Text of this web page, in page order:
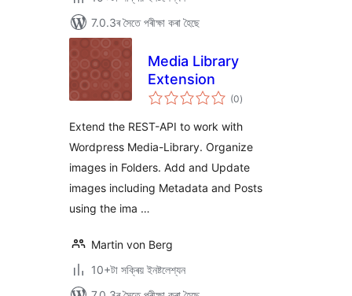
7.0.3ৰ সৈতে পৰীক্ষা কৰা হৈছে
Media Library
Extension
(0টা
মুঠ)
Extend the REST-API to work with
Wordpress Media-Library. Organize
images in Folders. Add and Update
images including Metadata and Posts
using the ima …
Martin von Berg
10+টা সক্ৰিয় ইনষ্টলেশ্যন